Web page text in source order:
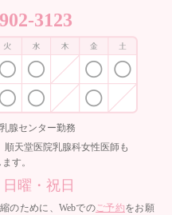
3123
腺センター勤務
天堂医院乳腺科女性医師も
す。
曜・祝日
のために、Webでのご予約をお願